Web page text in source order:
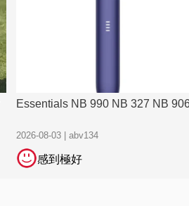
Essentials NB 990 NB 327 NB
2026-08-03 | abv134
感到極好